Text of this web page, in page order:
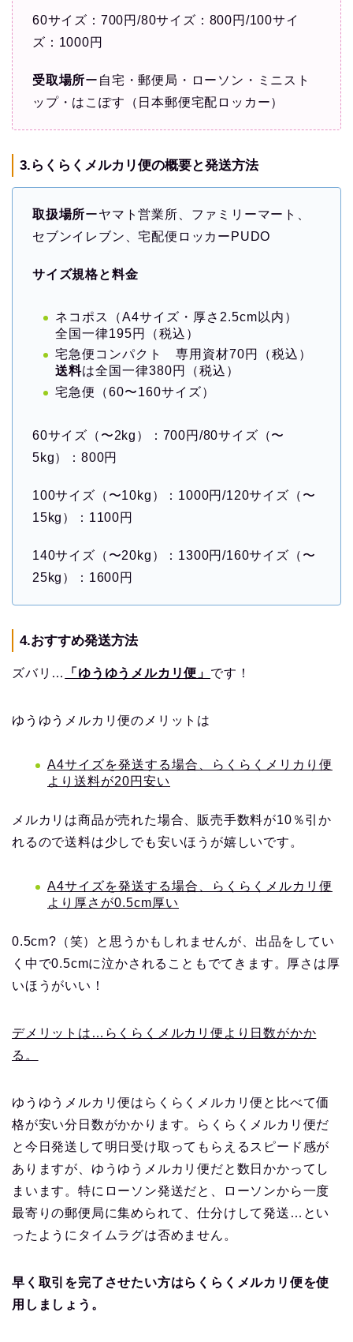
60サイズ：700円/80サイズ：800円/100サイ
ズ：1000円
受取場所ー自宅・郵便局・ローソン・ミニスト
ップ・はこぽす（日本郵便宅配ロッカー）
3.らくらくメルカリ便の概要と発送方法
取扱場所ーヤマト営業所、ファミリーマート、
セブンイレブン、宅配便ロッカーPUDO
サイズ規格と料金
ネコポス（A4サイズ・厚さ2.5cm以内）
全国一律195円（税込）
宅急便コンパクト 専用資材70円（税込）
送料は全国一律380円（税込）
宅急便（60〜160サイズ）
60サイズ（〜2kg）：700円/80サイズ（〜
5kg）：800円
100サイズ（〜10kg）：1000円/120サイズ（〜
15kg）：1100円
140サイズ（〜20kg）：1300円/160サイズ（〜
25kg）：1600円
4.おすすめ発送方法
ズバリ… 「ゆうゆうメルカリ便」 です！
ゆうゆうメルカリ便のメリットは
A4サイズを発送する場合、らくらくメリカり便
より送料が20円安い
メルカリは商品が売れた場合、販売手数料が10％引か
れるので送料は少しでも安いほうが嬉しいです。
A4サイズを発送する場合、らくらくメルカリ便
より厚さが0.5cm厚い
0.5cm?（笑）と思うかもしれませんが、出品をしてい
く中で0.5cmに泣かされることもでてきます。厚さは厚
いほうがいい！
デメリットは…らくらくメルカリ便より日数がかか
る。
ゆうゆうメルカリ便はらくらくメルカリ便と比べて価
格が安い分日数がかかります。らくらくメルカリ便だ
と今日発送して明日受け取ってもらえるスピード感が
ありますが、ゆうゆうメルカリ便だと数日かかってし
まいます。特にローソン発送だと、ローソンから一度
最寄りの郵便局に集められて、仕分けして発送…とい
ったようにタイムラグは否めません。
早く取引を完了させたい方はらくらくメルカリ便を使
用しましょう。